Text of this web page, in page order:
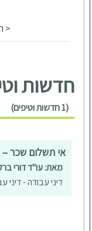
<
חדשות
(1 חדשות וטיפים)
אי תשלום שכר
מאת: עו"ד דורי
דיני עבודה - דיני